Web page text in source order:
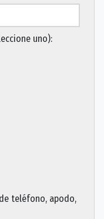
uno):
teléfono, apodo,